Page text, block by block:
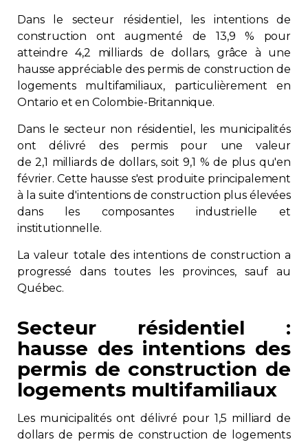
Environnement
Rabais APQ
App APQ
Médias
FAQ
Zone Membres
Français
Adhésion
Dans le secteur résidentiel, les intentions de
construction ont augmenté de 13,9 % pour
atteindre 4,2 milliards de dollars, grâce à une
hausse appréciable des permis de construction de
logements multifamiliaux, particulièrement en
Ontario et en Colombie-Britannique.
Dans le secteur non résidentiel, les municipalités
ont délivré des permis pour une valeur
de 2,1 milliards de dollars, soit 9,1 % de plus qu'en
février. Cette hausse s'est produite principalement
à la suite d'intentions de construction plus élevées
dans les composantes industrielle et
institutionnelle.
La valeur totale des intentions de construction a
progressé dans toutes les provinces, sauf au
Québec.
Secteur résidentiel :
hausse des intentions des
permis de construction de
logements multifamiliaux
Les municipalités ont délivré pour 1,5 milliard de
dollars de permis de construction de logements